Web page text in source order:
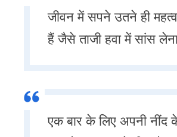
जीवन में सपने उतने ही
हैं जैसे ताजी हवा में सांस
एक बार के लिए अपनी नींद